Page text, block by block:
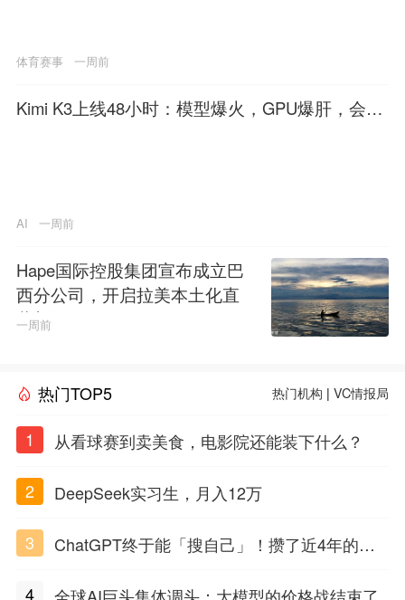
体育赛事 一周前
Kimi K3上线48小时：模型爆火，GPU爆肝，会员
AI 一周前
Hape国际控股集团宣布成立巴
西分公司，开启拉美本土化直
营新纪元
一周前
热门TOP5 热门机构 |VC情报局
1 从看球赛到卖美食，电影院还能装下什么？
2 DeepSeek实习生，月入12万
3
ChatGPT终于能「搜自己」！攒了近4年的对
4
全球AI巨头集体调头：大模型的价格战结束了